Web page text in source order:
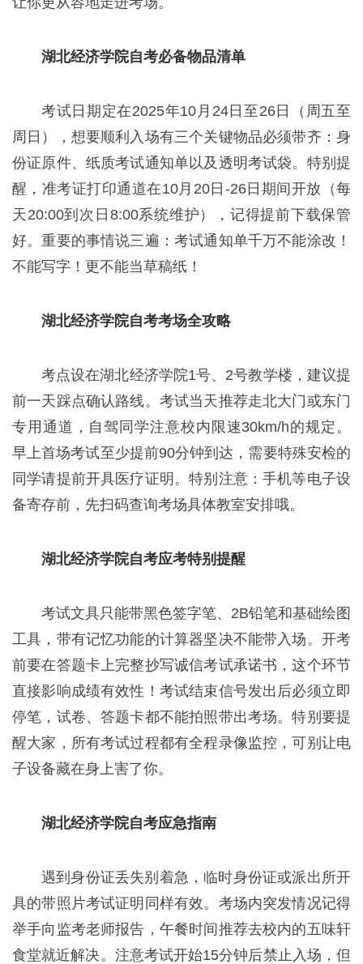
湖北经济学院自考必备物品清单
考试日期定在2025年10月24日至26日（周五至
周日），想要顺利入场有三个关键物品必须带齐：身
份证原件、纸质考试通知单以及透明考试袋。特别提
醒，准考证打印通道在10月20日-26日期间开放（每
天20:00到次日8:00系统维护），记得提前下载保管
好。重要的事情说三遍：考试通知单千万不能涂改！
不能写字！更不能当草稿纸！
湖北经济学院自考考场全攻略
考点设在湖北经济学院1号、2号教学楼，建议提
前一天踩点确认路线。考试当天推荐走北大门或东门
专用通道，自驾同学注意校内限速30km/h的规定。
早上首场考试至少提前90分钟到达，需要特殊安检的
同学请提前开具医疗证明。特别注意：手机等电子设
备寄存前，先扫码查询考场具体教室安排哦。
湖北经济学院自考应考特别提醒
考试文具只能带黑色签字笔、2B铅笔和基础绘图
工具，带有记忆功能的计算器坚决不能带入场。开考
前要在答题卡上完整抄写诚信考试承诺书，这个环节
直接影响成绩有效性！考试结束信号发出后必须立即
停笔，试卷、答题卡都不能拍照带出考场。特别要提
醒大家，所有考试过程都有全程录像监控，可别让电
子设备藏在身上害了你。
湖北经济学院自考应急指南
遇到身份证丢失别着急，临时身份证或派出所开
具的带照片考试证明同样有效。考场内突发情况记得
举手向监考老师报告，午餐时间推荐去校内的五味轩
食堂就近解决。注意考试开始15分钟后禁止入场，但